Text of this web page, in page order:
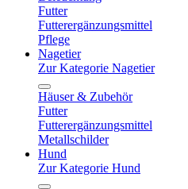
Futter
Futterergänzungsmittel
Pflege
Nagetier
Zur Kategorie Nagetier
Häuser & Zubehör
Futter
Futterergänzungsmittel
Metallschilder
Hund
Zur Kategorie Hund